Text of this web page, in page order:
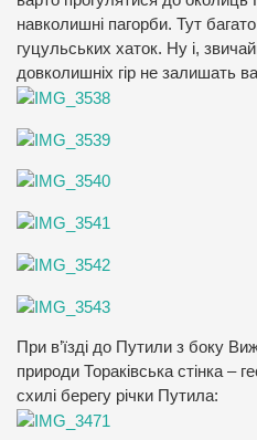
навколишні пагорби. Тут
гуцульських хаток. Ну і,
довколишніх гір не залишать
При в’їзді до Путили з боку
природи Тораківська стінка –
схилі берегу річки Путила: